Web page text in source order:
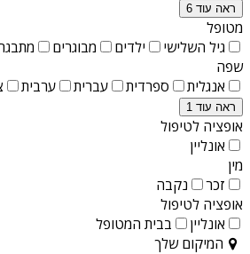
ראה עוד 6
מטופל
גיל השלישי
ילדים מבוגרים
שפה
אנגלית
ספרדית עברית ערבית
ראה עוד 1
אופציה לטיפול
אונליין
מין
זכר
נקבה
אופציה לטיפול
אונליין
בבית המטופל
המיקום שלך